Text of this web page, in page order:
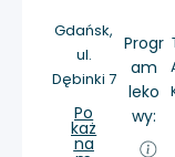
Gdańsk,
ul.
Dębinki 7
Po
każ
na
Progr
am
leko
wy: